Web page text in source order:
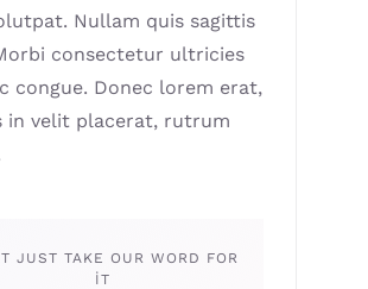
Nullam quis sagittis
consectetur ultricies
congue. Donec lorem erat,
in velit placerat, rutrum
JUST TAKE OUR WORD FOR
IT